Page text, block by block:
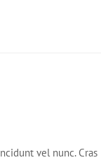
vel nunc. Cras